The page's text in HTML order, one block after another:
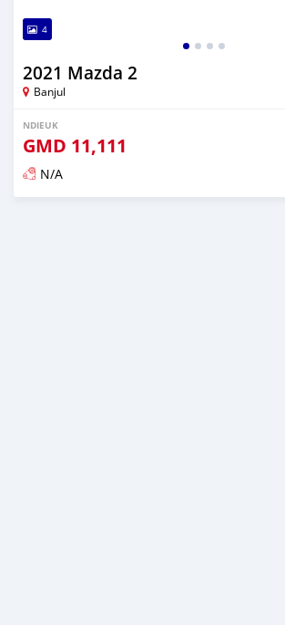
4
2021 Mazda 2
Banjul
NDIEUK
GMD 11,111
N/A